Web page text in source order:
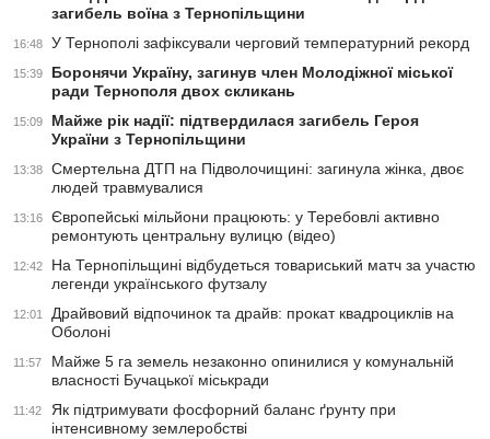
загибель воїна з Тернопільщини
16:48 У Тернополі зафіксували черговий температурний рекорд
15:39
Боронячи Україну, загинув член Молодіжної міської
ради Тернополя двох скликань
15:09
Майже рік надії: підтвердилася загибель Героя
України з Тернопільщини
13:38
Смертельна ДТП на Підволочищині: загинула жінка, двоє
людей травмувалися
13:16
Європейські мільйони працюють: у Теребовлі активно
ремонтують центральну вулицю (відео)
12:42
На Тернопільщині відбудеться товариський матч за участю
легенди українського футзалу
12:01
Драйвовий відпочинок та драйв: прокат квадроциклів на
Оболоні
11:57
Майже 5 га земель незаконно опинилися у комунальній
власності Бучацької міськради
11:42
Як підтримувати фосфорний баланс ґрунту при
інтенсивному землеробстві